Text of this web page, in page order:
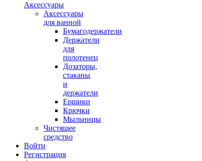
Аксессуары
Аксессуары
для ванной
Бумагодержатели
Держатели
для
полотенец
Дозаторы,
стаканы
и
держатели
Ершики
Крючки
Мыльницы
Чистящее
средство
Войти
Регистрация